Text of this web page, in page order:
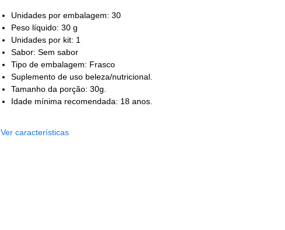
Unidades por embalagem: 30
Peso líquido: 30 g
Unidades por kit: 1
Sabor: Sem sabor
Tipo de embalagem: Frasco
Suplemento de uso beleza/nutricional.
Tamanho da porção: 30g.
Idade mínima recomendada: 18 anos.
Ver características